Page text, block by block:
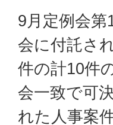
9月定例会
会に付託さ
件の計10件
会一致で可
れた人事案